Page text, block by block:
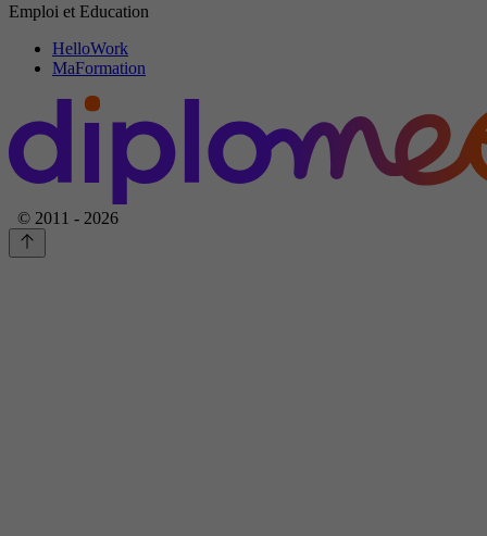
Emploi et Education
HelloWork
MaFormation
© 2011 - 2026